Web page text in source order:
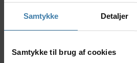
Samtykke Detaljer
Samtykke til brug af cookies
under krævende aktiviteter.
let at tygge, hvilket gør den
når du er på farten.
Nyttige facts